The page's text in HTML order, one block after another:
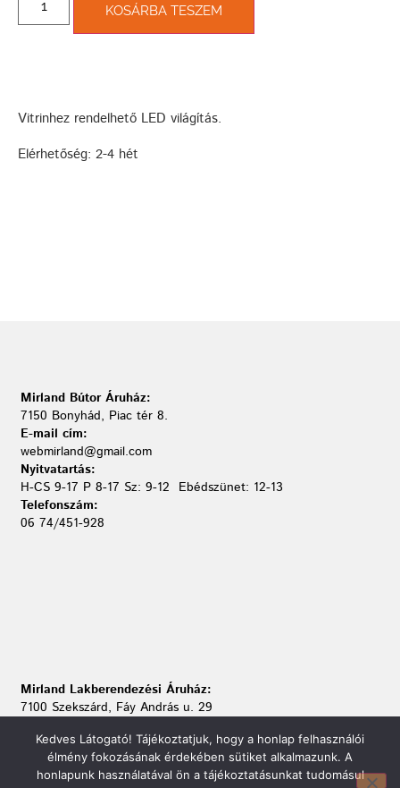
KOSÁRBA TESZEM
Vitrinhez rendelhető LED világítás.
Elérhetőség: 2-4 hét
Mirland Lakberendezési Áruház:
7100 Szekszárd, Fáy András u. 29
webmirland@gmail.com
Nyitvatartás:
H-P 9-17:30 Sz: 9-12
Mirland Bútor Áruház:
7150 Bonyhád, Piac tér 8.
E-mail cím:
webmirland@gmail.com
Nyitvatartás:
H-CS 9-17 P 8-17 Sz: 9-12 Ebédszünet: 12-13
Telefonszám:
06 74/451-928
Kedves Látogató! Tájékoztatjuk, hogy a honlap felhasználói
élmény fokozásának érdekében sütiket alkalmazunk. A
honlapunk használatával ön a tájékoztatásunkat tudomásul